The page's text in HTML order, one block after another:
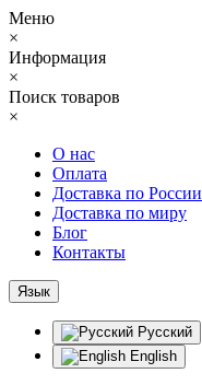
Меню
×
Информация
×
Поиск товаров
×
О нас
Оплата
Доставка по России
Доставка по миру
Блог
Контакты
Язык
Русский
English